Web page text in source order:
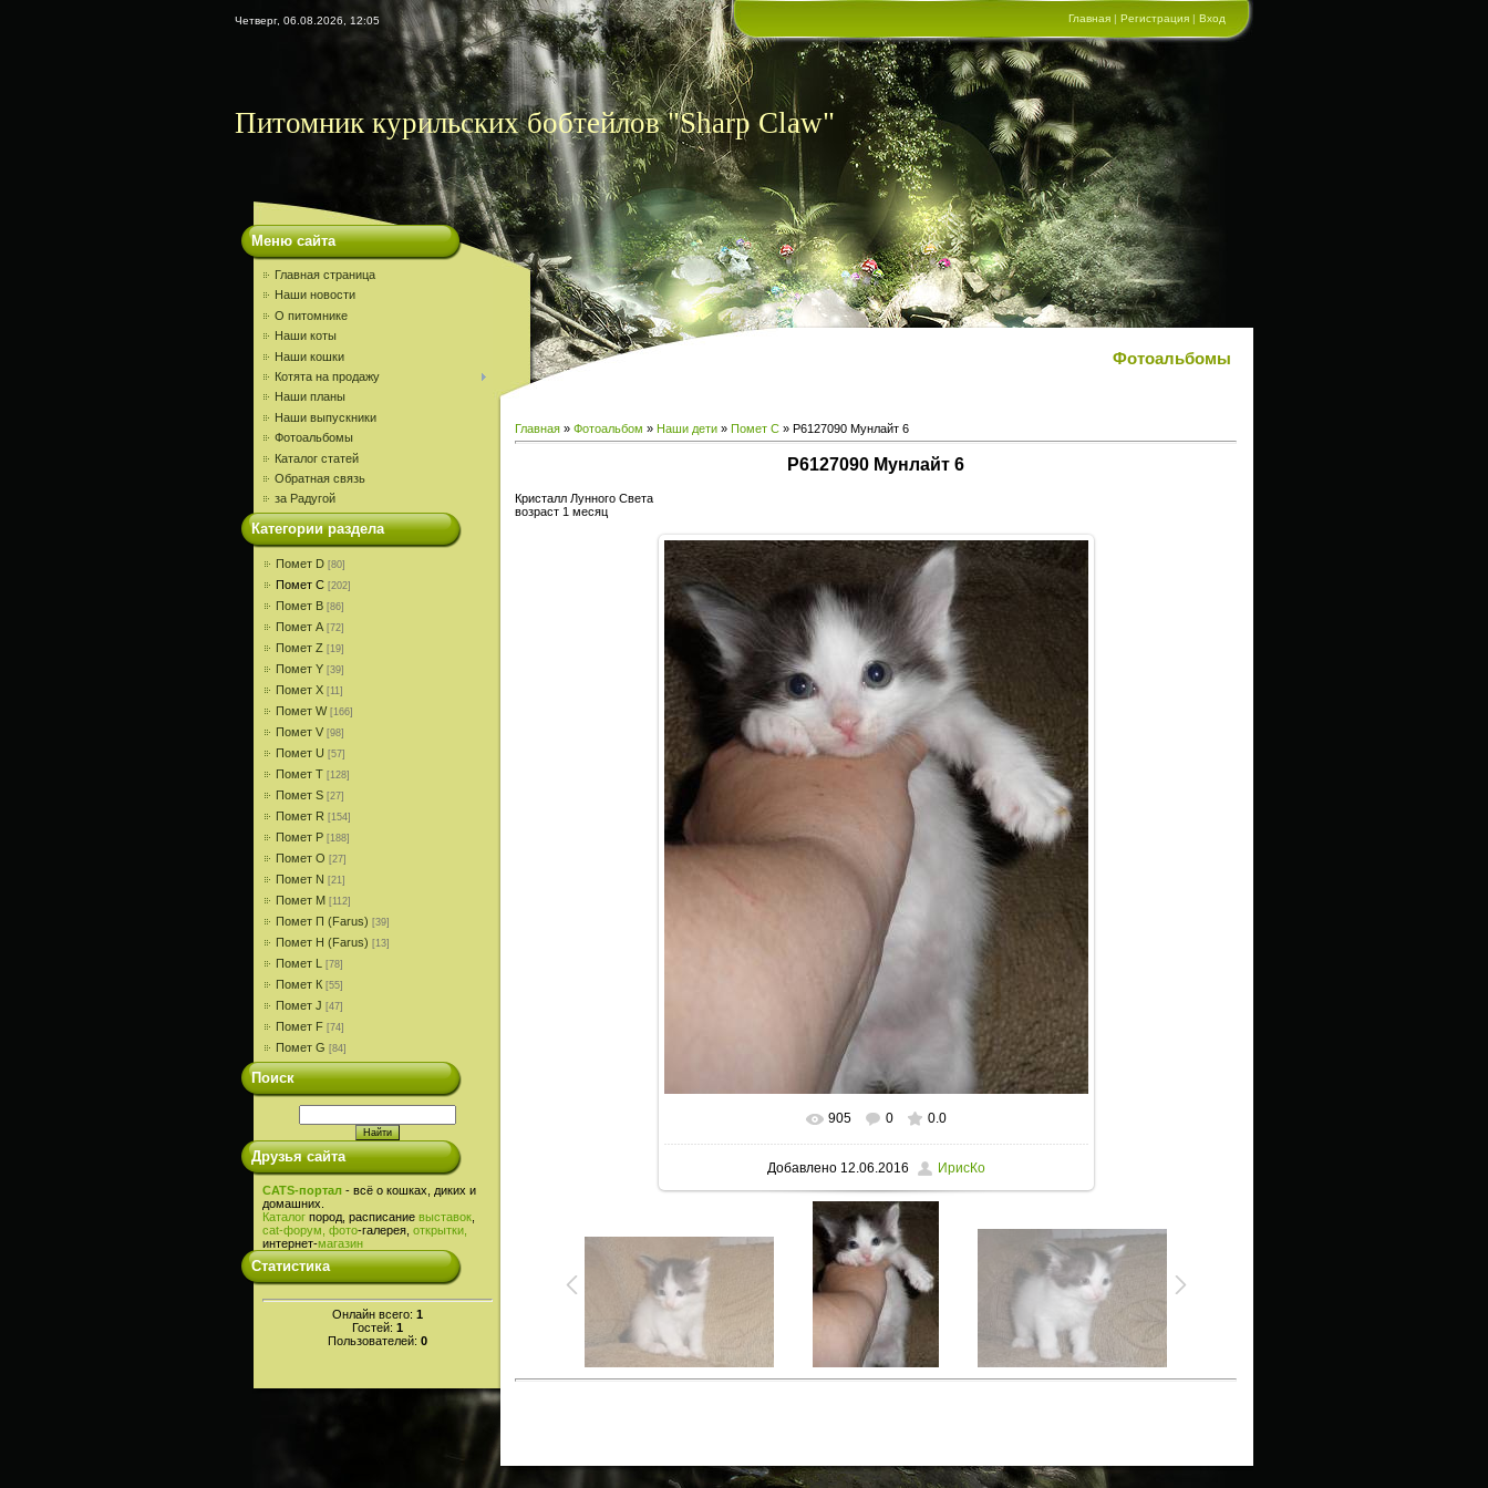
Четверг, 06.08.2026, 12:05 Главная | Регистрация | Вход
Питомник курильских бобтейлов "Sharp Claw"
Меню сайта
Главная страница
Наши новости
О питомнике
Наши коты
Наши кошки
Котята на продажу
Наши планы
Наши выпускники
Фотоальбомы
Каталог статей
Обратная связь
за Радугой
Категории раздела
Помет D [80]
Помет С [202]
Помет В [86]
Помет A [72]
Помет Z [19]
Помет Y [39]
Помет X [11]
Помет W [166]
Помет V [98]
Помет U [57]
Помет T [128]
Помет S [27]
Помет R [154]
Помет P [188]
Помет О [27]
Помет N [21]
Помет M [112]
Помет П (Farus) [39]
Помет Н (Farus) [13]
Помет L [78]
Помет К [55]
Помет J [47]
Помет F [74]
Помет G [84]
Поиск
Друзья сайта
CATS-портал - всё о кошках, диких и
домашних.
Каталог пород, расписание выставок
cat-форум, фото-галерея, открытки,
интернет-магазин
Статистика
Онлайн всего: 1
Гостей: 1
Пользователей: 0
Фотоальбомы
Главная » Фотоальбом » Наши дети » Помет С » P6127090 Мунлайт 6
P6127090 Мунлайт 6
Кристалл Лунного Света
возраст 1 месяц
В реальном размере 768x1002
905 0 0.0
Добавлено12.06.2016 ИрисКо